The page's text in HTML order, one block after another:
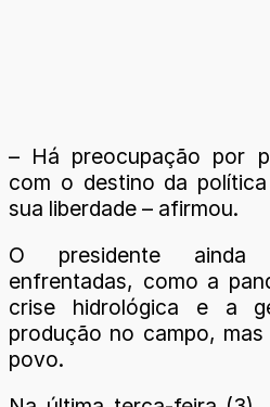
– Há preocupação por
com o destino da
sua liberdade – afirmou.
O presidente ainda
enfrentadas, como a
crise hidrológica e a
produção no campo,
povo.